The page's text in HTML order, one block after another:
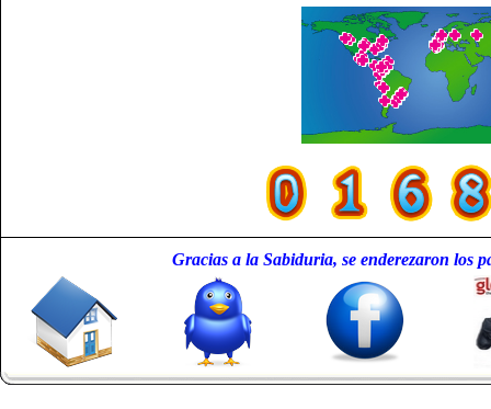
Gracias a la Sabiduria, se enderezaron los